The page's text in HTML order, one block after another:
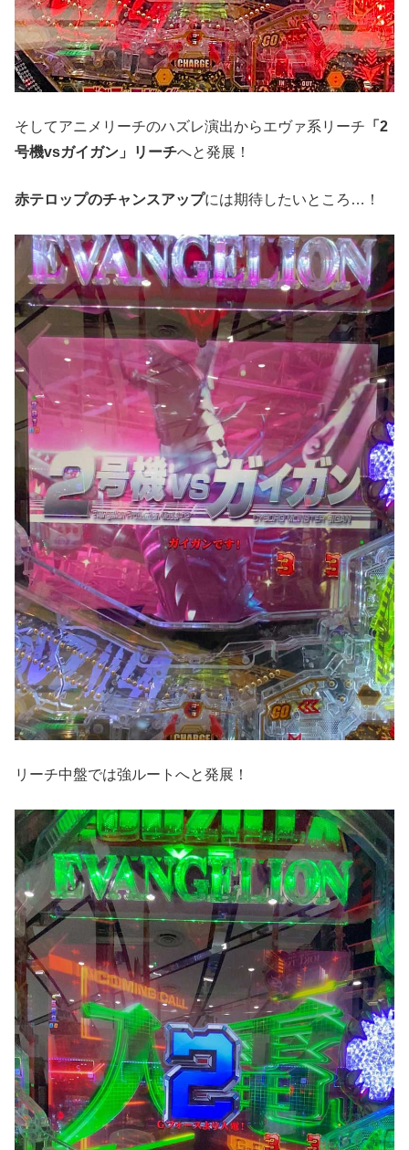
そしてアニメリーチのハズレ演出からエヴァ系リーチ 「2
号機vsガイガン」リーチへと発展！
赤テロップのチャンスアップには期待したいところ…！
リーチ中盤では強ルートへと発展！